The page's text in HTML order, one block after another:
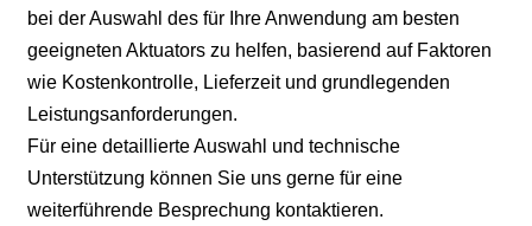
bei der Auswahl des für Ihre Anwendung am besten
geeigneten Aktuators zu helfen, basierend auf Faktoren
wie Kostenkontrolle, Lieferzeit und grundlegenden
Leistungsanforderungen.
Für eine detaillierte Auswahl und technische
Unterstützung können Sie uns gerne für eine
weiterführende Besprechung kontaktieren.